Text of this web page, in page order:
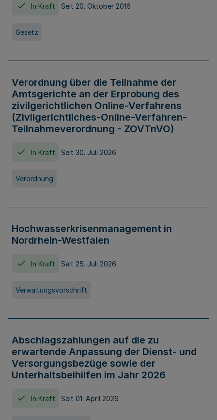
In Kraft Seit 20. Oktober 2016
Gesetz
Verordnung über die Teilnahme der
Amtsgerichte an der Erprobung des
zivilgerichtlichen Online-Verfahrens
(Zivilgerichtliches-Online-Verfahren-
Teilnahmeverordnung - ZOVTnVO)
In Kraft Seit 30. Juli 2026
Verordnung
Hochwasserkrisenmanagement in
Nordrhein-Westfalen
In Kraft Seit 25. Juli 2026
Verwaltungsvorschrift
Abschlagszahlungen auf die zu
erwartende Anpassung der Dienst- und
Versorgungsbezüge sowie der
Unterhaltsbeihilfen im Jahr 2026
In Kraft Seit 01. April 2026